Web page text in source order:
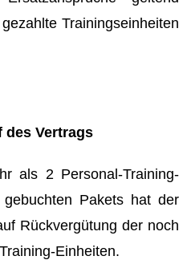
Trainingseinheiten
des Vertrags
als 2 Personal-Training-
Pakets hat der
Rückvergütung der noch
Einheiten.